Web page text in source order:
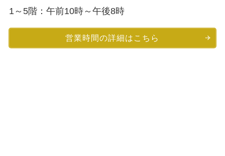
1～5階：午前10時～午後8時
営業時間の詳細はこちら